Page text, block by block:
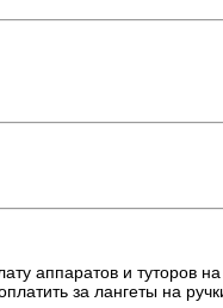
аппаратов и туторов
за лангеты на